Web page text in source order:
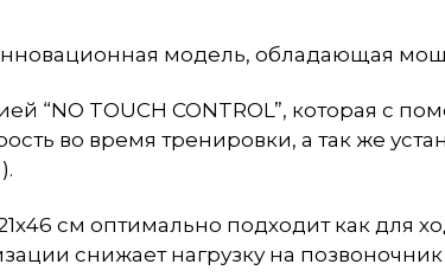
модель, обладающая
“NO TOUCH CONTROL”, которая с
во время тренировки, а так же
см оптимально подходит как для
снижает нагрузку на позвоночник